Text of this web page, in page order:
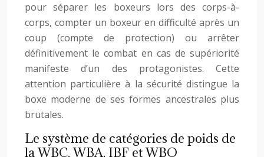
pour séparer les boxeurs lors des corps-à-
corps, compter un boxeur en difficulté après un
coup (compte de protection) ou arrêter
définitivement le combat en cas de supériorité
manifeste d’un des protagonistes. Cette
attention particulière à la sécurité distingue la
boxe moderne de ses formes ancestrales plus
brutales.
Le système de catégories de poids de
la WBC, WBA, IBF et WBO